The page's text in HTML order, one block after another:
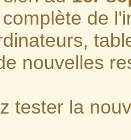
de
nouvelles
tester la